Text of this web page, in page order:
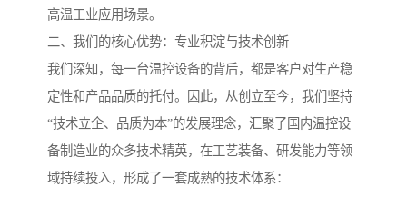
高温工业应用场景。
二、我们的核心优势：专业积淀与技术创新
我们深知，每一台温控设备的背后，都是客户对生产稳
定性和产品品质的托付。因此，从创立至今，我们坚持
“技术立企、品质为本”的发展理念，汇聚了国内温控设
备制造业的众多技术精英，在工艺装备、研发能力等领
域持续投入，形成了一套成熟的技术体系：